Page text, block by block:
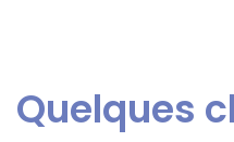
Quelques